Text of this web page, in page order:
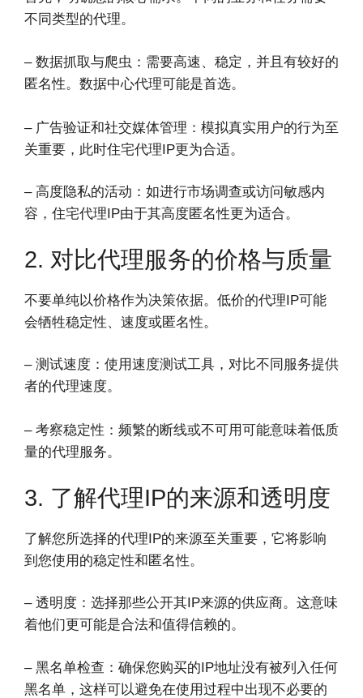
不同类型的代理。
– 数据抓取与爬虫：需要高速、稳定，并且有较好的
匿名性。数据中心代理可能是首选。
– 广告验证和社交媒体管理：模拟真实用户的行为至
关重要，此时住宅代理IP更为合适。
– 高度隐私的活动：如进行市场调查或访问敏感内
容，住宅代理IP由于其高度匿名性更为适合。
2. 对比代理服务的价格与质量
不要单纯以价格作为决策依据。低价的代理IP可能
会牺牲稳定性、速度或匿名性。
– 测试速度：使用速度测试工具，对比不同服务提供
者的代理速度。
– 考察稳定性：频繁的断线或不可用可能意味着低质
量的代理服务。
3. 了解代理IP的来源和透明度
了解您所选择的代理IP的来源至关重要，它将影响
到您使用的稳定性和匿名性。
– 透明度：选择那些公开其IP来源的供应商。这意味
着他们更可能是合法和值得信赖的。
– 黑名单检查：确保您购买的IP地址没有被列入任何
黑名单，这样可以避免在使用过程中出现不必要的